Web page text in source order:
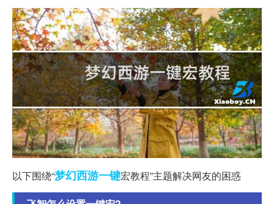
以下围绕“梦幻西游一键宏教程”主题解决网友的困惑